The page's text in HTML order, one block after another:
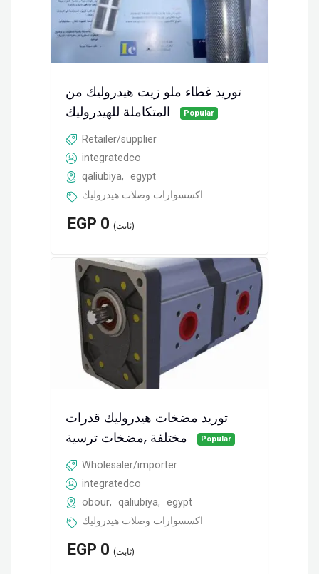
توريد غطاء ملو زيت هيدروليك من
المتكاملة للهيدروليك
Popular
Retailer/supplier
integratedco
qaliubiya,
egypt
اكسسوارات وصلات هيدروليك
EGP 0 (ثابت)
توريد مضخات هيدروليك قدرات
مختلفة ,مضخات ترسية
Popular
Wholesaler/importer
integratedco
obour, qaliubiya,
egypt
اكسسوارات وصلات هيدروليك
EGP 0 (ثابت)